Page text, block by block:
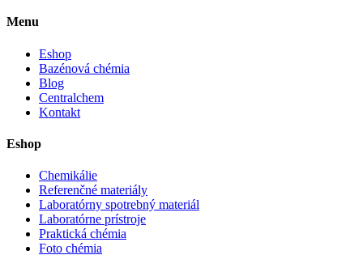
Menu
Eshop
Bazénová chémia
Blog
Centralchem
Kontakt
Eshop
Chemikálie
Referenčné materiály
Laboratórny spotrebný materiál
Laboratórne prístroje
Praktická chémia
Foto chémia